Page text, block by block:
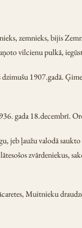
zemnieks, bijis
vilcienu pulkā,
1907.gadā.
gada 18.decembrī.
jeb ļaužu valodā
zvārdeniekus,
Muitnieku